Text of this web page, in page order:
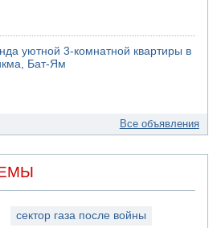
уютной 3-комнатной квартиры в
Бат-Ям
Все объявления
сектор газа после войны